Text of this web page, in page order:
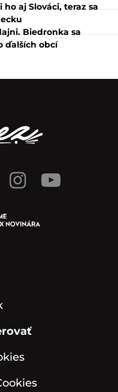
aj Slováci, teraz sa
Biedronka sa
ďalších obcí